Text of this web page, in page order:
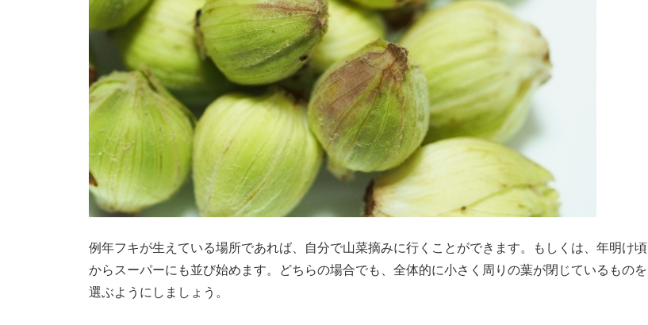
例年フキが生えている場所であれば、自分で山菜摘みに行くことができます。もしくは、年明け頃
からスーパーにも並び始めます。どちらの場合でも、全体的に小さく周りの葉が閉じているものを
選ぶようにしましょう。